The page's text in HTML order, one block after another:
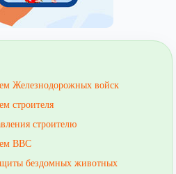
Железнодорожных войск
строителя
строителю
ВВС
бездомных животных